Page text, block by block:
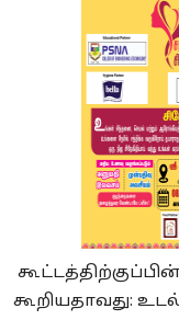
கூறியதாவது: